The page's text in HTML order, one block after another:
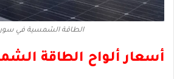
الطاقة الشمسية في
أسعار ألواح الطاقة